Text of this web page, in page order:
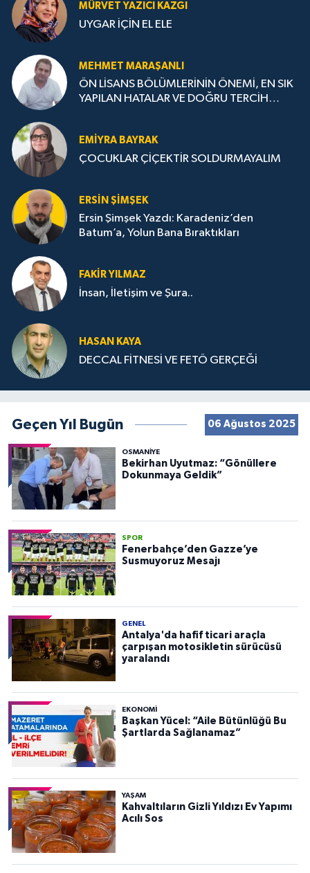
MÜRVET YAZICI KAZGI
UYGAR İÇİN EL ELE
MEHMET MARAŞANLI
ÖN LİSANS BÖLÜMLERİNİN ÖNEMİ, EN SIK
YAPILAN HATALAR VE DOĞRU TERCİH
EMIYRA BAYRAK
ÇOCUKLAR ÇİÇEKTİR SOLDURMAYALIM
ERSIN ŞIMŞEK
Ersin Şimşek Yazdı: Karadeniz’den
Batum’a, Yolun Bana Bıraktıkları
FAKIR YILMAZ
İnsan, İletişim ve Şura..
HASAN KAYA
DECCAL FİTNESİ VE FETÖ GERÇEĞİ
Geçen Yıl Bugün 06 Ağustos 2025
OSMANIYE
Bekirhan Uyutmaz: “Gönüllere
Dokunmaya Geldik”
SPOR
Fenerbahçe’den Gazze’ye
Susmuyoruz Mesajı
GENEL
Antalya'da hafif ticari araçla
çarpışan motosikletin sürücüsü
yaralandı
EKONOMI
Başkan Yücel: “Aile Bütünlüğü Bu
Şartlarda Sağlanamaz”
YAŞAM
Kahvaltıların Gizli Yıldızı Ev Yapımı
Acılı Sos